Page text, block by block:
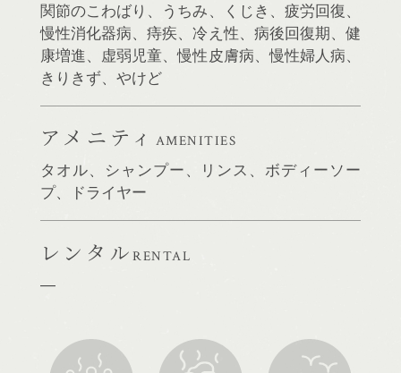
関節のこわばり、うちみ、くじき、疲労回復、
慢性消化器病、痔疾、冷え性、病後回復期、健
康増進、虚弱児童、慢性皮膚病、慢性婦人病、
きりきず、やけど
アメニティ AMENITIES
タオル、シャンプー、リンス、ボディーソー
プ、ドライヤー
レンタルRENTAL